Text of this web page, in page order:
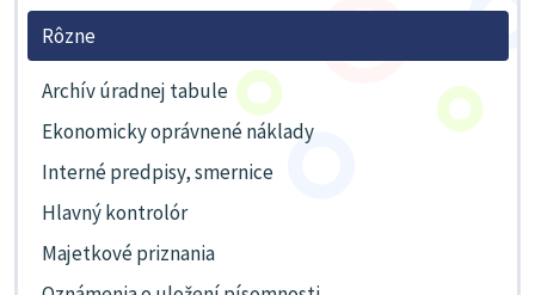
Rôzne
Archív úradnej tabule
Ekonomicky oprávnené náklady
Interné predpisy, smernice
Hlavný kontrolór
Majetkové priznania